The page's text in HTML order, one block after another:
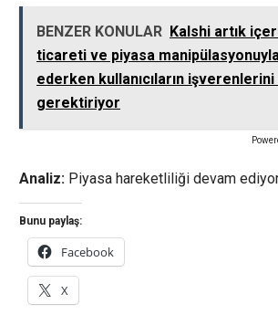
BENZER KONULAR Kalshi artık
ticareti ve piyasa
ederken kullanıcıların işverenlerini
gerektiriyor
Analiz: Piyasa hareketliliği devam
Bunu paylaş:
Facebook
X